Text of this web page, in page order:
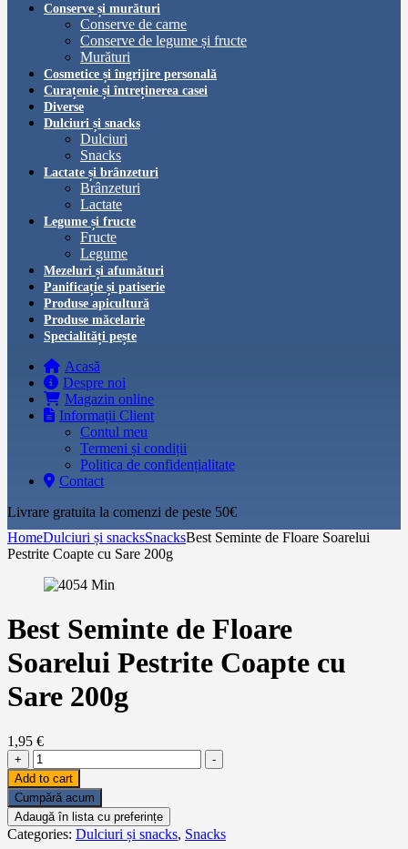
Conserve și murături
Conserve de carne
Conserve de legume și fructe
Murături
Cosmetice și îngrijire personală
Curațenie și întreținerea casei
Diverse
Dulciuri și snacks
Dulciuri
Snacks
Lactate și brânzeturi
Brânzeturi
Lactate
Legume și fructe
Fructe
Legume
Mezeluri și afumături
Panificație și patiserie
Produse apicultură
Produse măcelarie
Specialități pește
Acasă
Despre noi
Magazin online
Informații Client
Contul meu
Termeni și condiții
Politica de confidențialitate
Contact
Livrare gratuita la comenzi de peste 50€‎
HomeDulciuri și snacksSnacksBest Seminte de Floare Soarelui
Pestrite Coapte cu Sare 200g
Best Seminte de Floare
Soarelui Pestrite Coapte cu
Sare 200g
1,95 €
+
Best
Seminte
de
Floare
Soarelui
Pestrite
-
Add to cart
Cumpără acum
Adaugă în lista cu preferințe
Categories: Dulciuri și snacks, Snacks